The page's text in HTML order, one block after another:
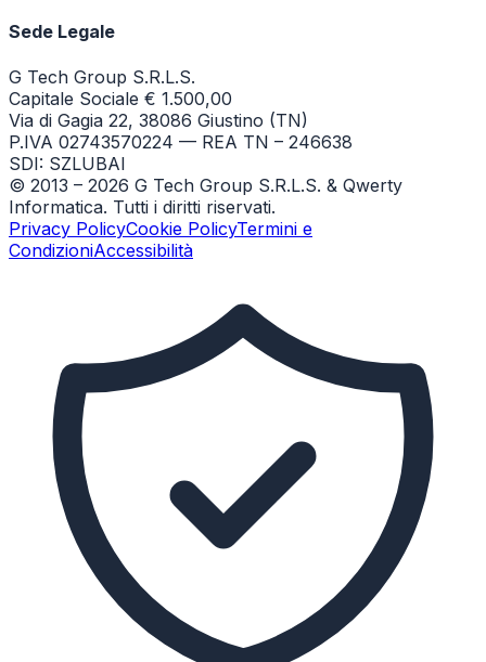
Sede Legale
G Tech Group S.R.L.S.
Capitale Sociale € 1.500,00
Via di Gagia 22, 38086 Giustino (TN)
P.IVA 02743570224 — REA TN – 246638
SDI: SZLUBAI
© 2013 – 2026 G Tech Group S.R.L.S. & Qwerty
Informatica. Tutti i diritti riservati.
Privacy PolicyCookie PolicyTermini e
CondizioniAccessibilità